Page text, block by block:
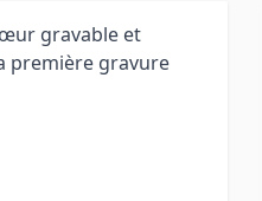
gravable et
première gravure